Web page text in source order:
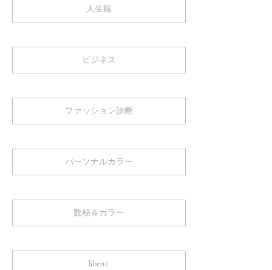
人生観
ビジネス
ファッション診断
パーソナルカラー
数秘＆カラー
liberté